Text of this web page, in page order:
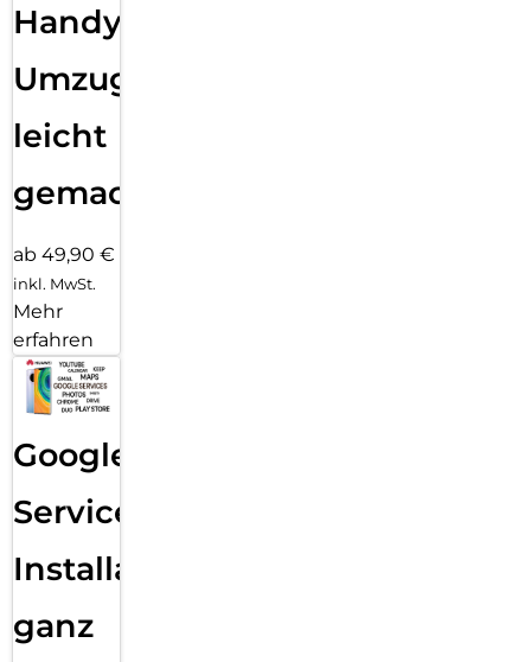
Handy
Umzug
leicht
gemacht!
ab 49,90 €
inkl. MwSt.
Mehr
erfahren
Google
Services
Installation
ganz